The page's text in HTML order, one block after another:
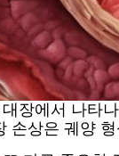
장에서 나타
손상은 궤양